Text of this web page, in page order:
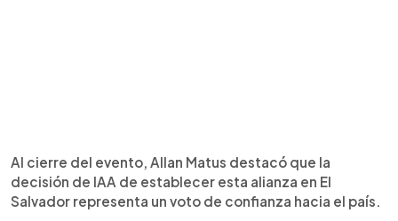
Al cierre del evento, Allan Matus destacó que la
decisión de IAA de establecer esta alianza en El
Salvador representa un voto de confianza hacia el país.